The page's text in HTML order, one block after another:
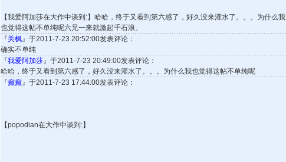
【我爱阿加莎在大作中谈到:】哈哈，终于又看到第六感了，好久没来灌水了。。。为什么我
也觉得这帖不单纯呢六兄一来就激起千石浪。
『关枫』于2011-7-23 20:52:00发表评论：
确实不单纯
『我爱阿加莎』于2011-7-23 20:49:00发表评论：
哈哈，终于又看到第六感了，好久没来灌水了。。。为什么我也觉得这帖不单纯呢
『癫癫』于2011-7-23 17:44:00发表评论：
【popodian在大作中谈到:】